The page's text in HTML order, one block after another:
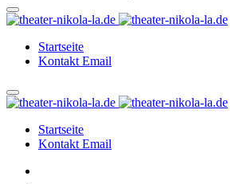
Startseite
Kontakt Email
Startseite
Kontakt Email